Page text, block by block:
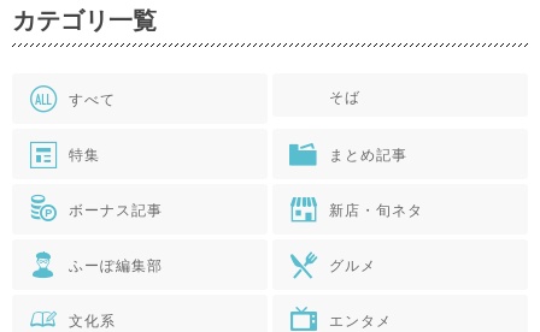
カテゴリ一覧
すべて そば
特集 まとめ記事
ボーナス記事 新店・旬ネタ
ふーぽ編集部 グルメ
文化系 エンタメ